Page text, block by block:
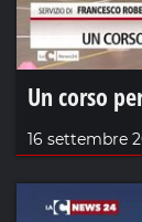
Un corso
16 settembre